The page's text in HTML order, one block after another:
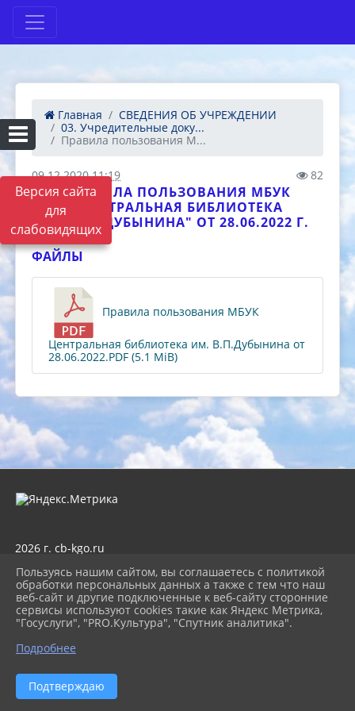
Версия сайта
для
слабовидящих
Главная
СВЕДЕНИЯ ОБ УЧРЕЖДЕНИИ
03. Учредительные доку...
Правила пользования М...
09.12.2020 11:19 82
ПРАВИЛА ПОЛЬЗОВАНИЯ МБУК
"ЦЕНТРАЛЬНАЯ БИБЛИОТЕКА
ИМ.В.П.ДУБЫНИНА" ОТ 28.06.2022 Г.
ФАЙЛЫ
Правила пользования МБУК
Центральная библиотека им. В.П.Дубынина от
28.06.2022.PDF (5.1 MiB)
2026 г. cb-kgo.ru
Карта сайта
Политика обработки персональных данных
Сделано на KubCMS
Разработка и поддержка
Пользуясь нашим сайтом, вы соглашаетесь с политикой
обработки персональных данных а также с тем что наш
веб-сайт и другие подключенные к веб-сайту сторонние
сервисы используют cookies такие как Яндекс Метрика,
"Госуслуги", "PRO.Культура", "Спутник аналитика".
Подробнее
Подтверждаю